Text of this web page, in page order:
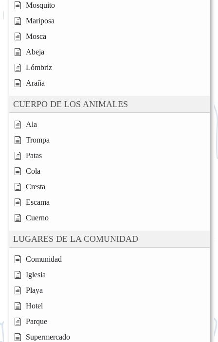
Mosquito
Mariposa
Mosca
Abeja
Lómbriz
Araña
CUERPO DE LOS ANIMALES
Ala
Trompa
Patas
Cola
Cresta
Escama
Cuerno
LUGARES DE LA COMUNIDAD
Comunidad
Iglesia
Playa
Hotel
Parque
Supermercado